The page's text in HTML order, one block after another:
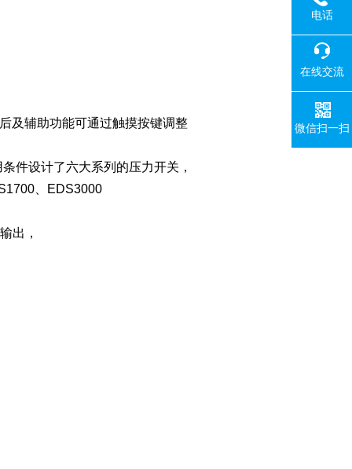
及辅助功能可通过触摸按键调整
件设计了六大系列的压力开关，
、EDS3000
出，
电话
在线交流
微信扫一扫